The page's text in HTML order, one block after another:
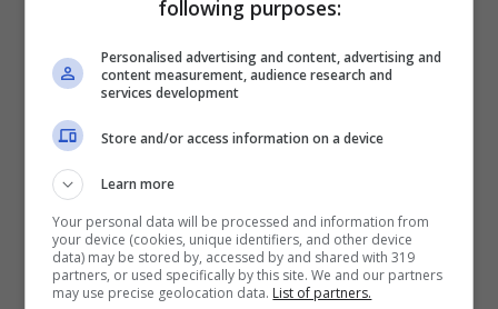
Dall’Ignami disse che presero
Jorge Lorenzoperché era il secondo più
veloce”, spiega Pecino. “Quel
ragionamento oggi può valere per
Maverick Vinales
con dei limiti, ma che attualmente è il terzo
della classe, dopoMarc Marquez, che
chiaramente non si muove dallaHonda, e
following purposes:
Personalised advertising and content, advertising and
content measurement, audience research and
services development
Store and/or access information on a device
Learn more
Your personal data will be processed and information from
your device (cookies, unique identifiers, and other device
data) may be stored by, accessed by and shared with 319
partners, or used specifically by this site. We and our partners
may use precise geolocation data. List of partners.